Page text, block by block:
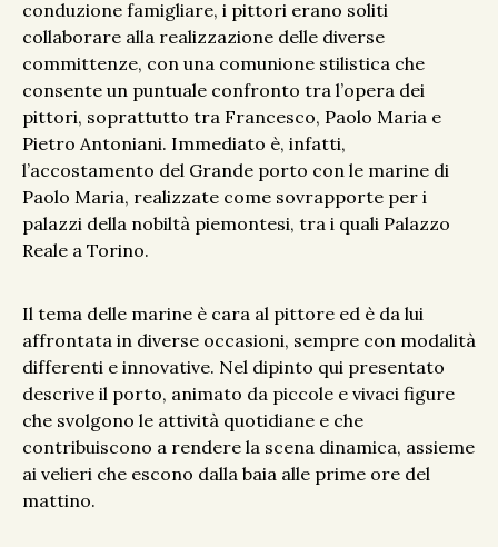
conduzione famigliare, i pittori erano soliti
collaborare alla realizzazione delle diverse
committenze, con una comunione stilistica che
consente un puntuale confronto tra l’opera dei
pittori, soprattutto tra Francesco, Paolo Maria e
Pietro Antoniani. Immediato è, infatti,
l’accostamento del Grande porto con le marine di
Paolo Maria, realizzate come sovrapporte per i
palazzi della nobiltà piemontesi, tra i quali Palazzo
Reale a Torino.
Il tema delle marine è cara al pittore ed è da lui
affrontata in diverse occasioni, sempre con modalità
differenti e innovative. Nel dipinto qui presentato
descrive il porto, animato da piccole e vivaci figure
che svolgono le attività quotidiane e che
contribuiscono a rendere la scena dinamica, assieme
ai velieri che escono dalla baia alle prime ore del
mattino.